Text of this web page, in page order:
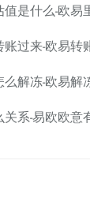
是什么-欧易
过来-欧易转
解冻-欧易解
系-易欧欧意